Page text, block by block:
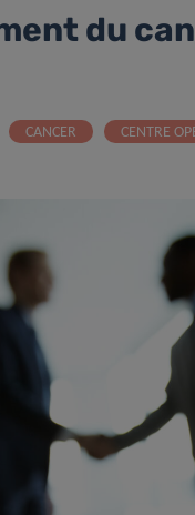
du
CANCER
CENTRE